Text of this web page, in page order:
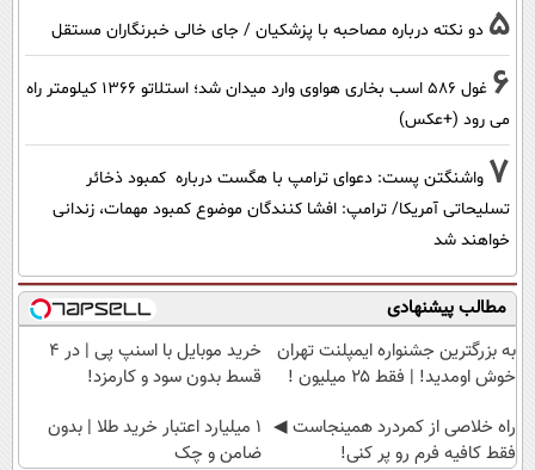
5 دو نکته درباره مصاحبه با پزشکیان / جای خالی خبرنگاران مستقل
6
غول 586 اسب بخاری هواوی وارد میدان شد؛ استلاتو 1366 کیلومتر راه
می رود (+عکس)
7 واشنگتن پست: دعوای ترامپ با هگست درباره کمبود ذخائر
تسلیحاتی آمریکا/ ترامپ: افشا کنندگان موضوع کمبود مهمات، زندانی
خواهند شد
مطالب پیشنهادی
به بزرگترین جشنواره ایمپلنت تهران
خوش اومدید! | فقط ۲۵ میلیون !
خرید موبایل با اسنپ پی | در ۴
قسط بدون سود و کارمزد!
‌راه خلاصی از کمردرد همینجاست ◀
فقط کافیه فرم رو پر کنی!
۱ میلیارد اعتبار خرید طلا | بدون
ضامن و چک